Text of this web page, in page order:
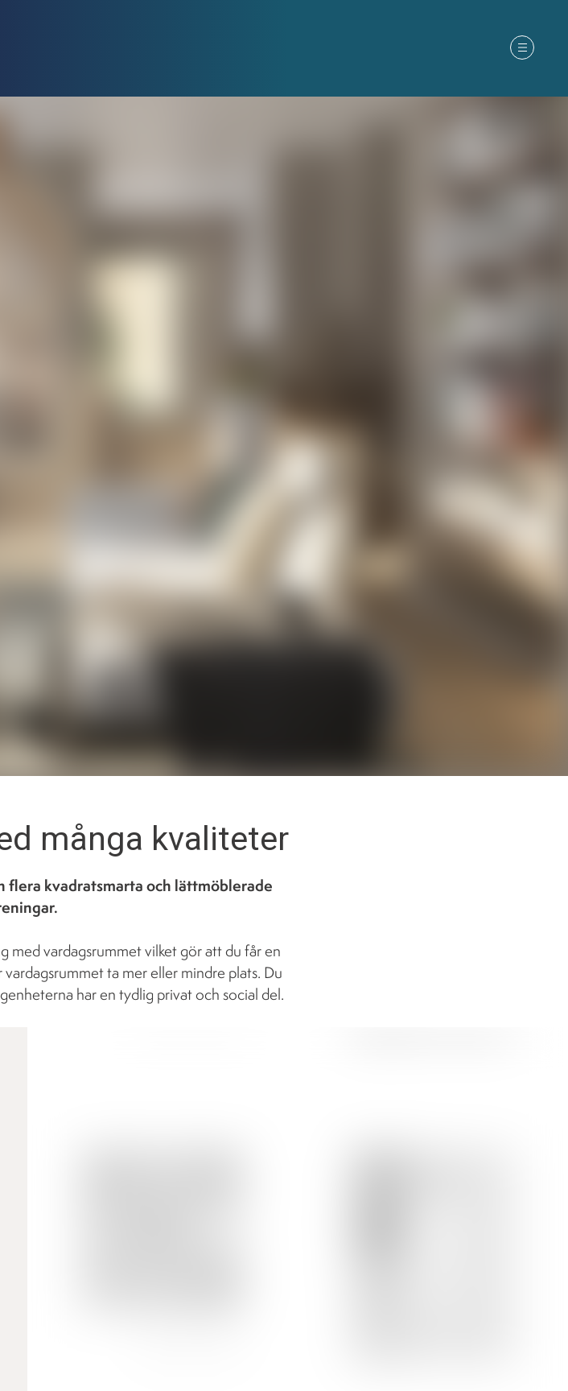
många kvaliteter
flera kvadratsmarta och lättmöblerade
med vardagsrummet vilket gör att du får en
ta mer eller mindre plats. Du
har en tydlig privat och social del.